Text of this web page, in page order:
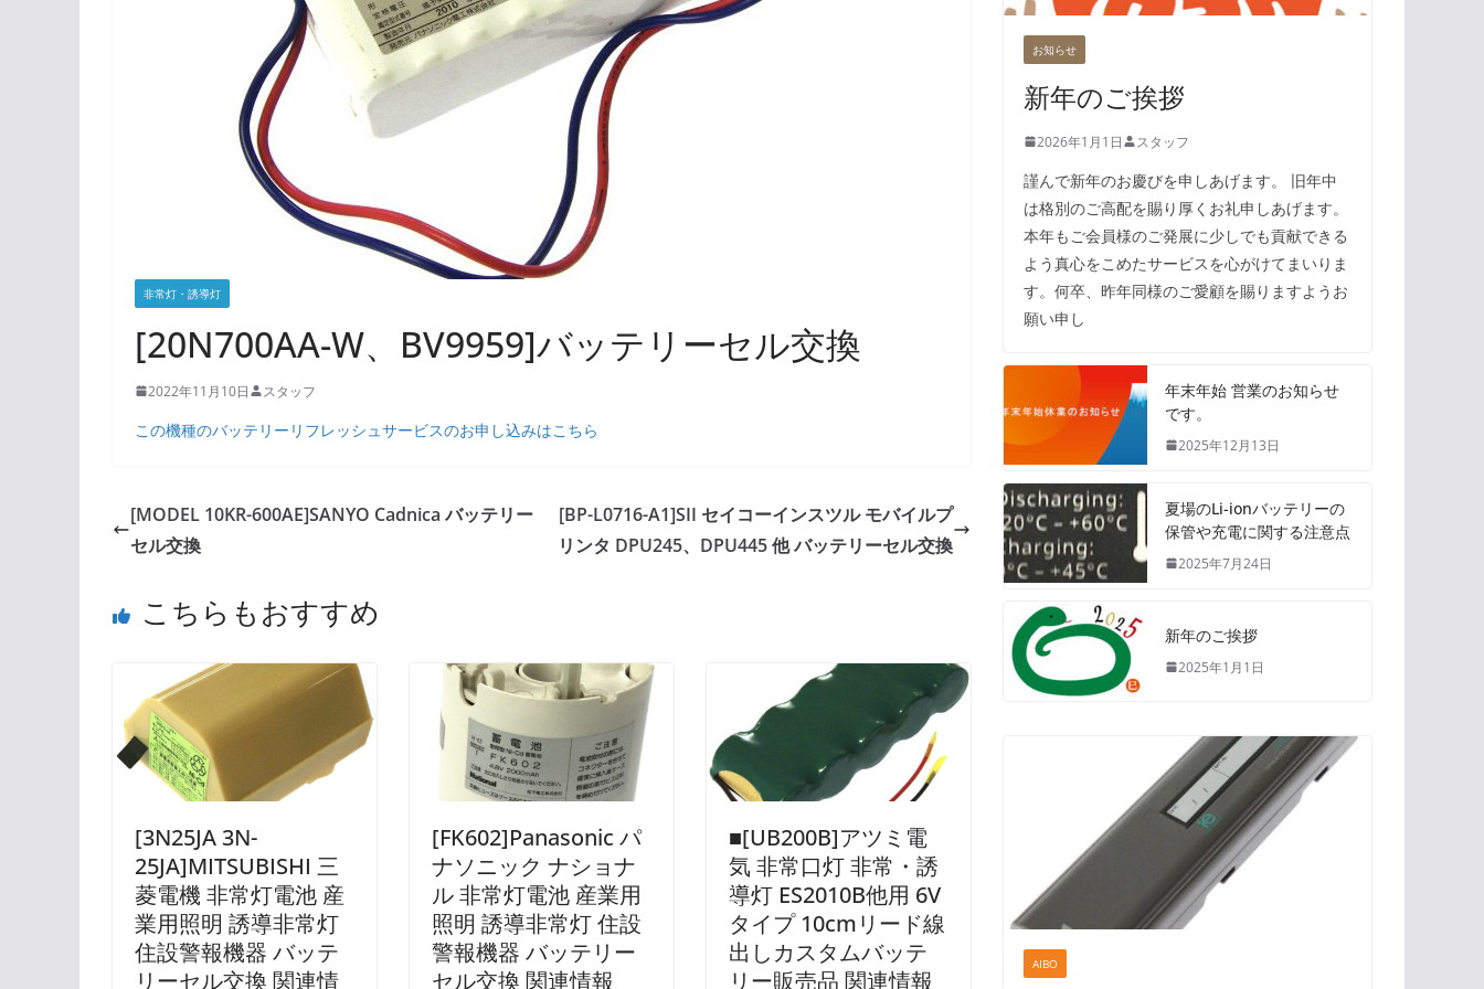
非常灯・誘導灯
[20N700AA-W、BV9959]バッテリーセル交換
2022年11月10日 スタッフ
この機種のバッテリーリフレッシュサービスのお申し込みはこちら
[MODEL 10KR-600AE]SANYO Cadnica バッテリー
セル交換
[BP-L0716-A1]SII セイコーインスツル モバイルプ
リンタ DPU245、DPU445 他 バッテリーセル交換
こちらもおすすめ
[3N25JA 3N-
25JA]MITSUBISHI 三
菱電機 非常灯電池 産
業用照明 誘導非常灯
住設警報機器 バッテ
リーセル交換 関連情
[FK602]Panasonic パ
ナソニック ナショナ
ル 非常灯電池 産業用
照明 誘導非常灯 住設
警報機器 バッテリー
セル交換 関連情報
■[UB200B]アツミ電
気 非常口灯 非常・誘
導灯 ES2010B他用 6V
タイプ 10cmリード線
出しカスタムバッテ
リー販売品 関連情報
お知らせ
新年のご挨拶
2026年1月1日 スタッフ
謹んで新年のお慶びを申しあげます。 旧年中
は格別のご高配を賜り厚くお礼申しあげます。
本年もご会員様のご発展に少しでも貢献できる
よう真心をこめたサービスを心がけてまいりま
す。何卒、昨年同様のご愛顧を賜りますようお
願い申し
年末年始 営業のお知らせ
です。
2025年12月13日
夏場のLi-ionバッテリーの
保管や充電に関する注意点
2025年7月24日
新年のご挨拶
2025年1月1日
AIBO